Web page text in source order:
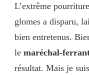
L’extrême
glomes a disparu,
bien entretenus.
le maréchal-
résultat. Mais je